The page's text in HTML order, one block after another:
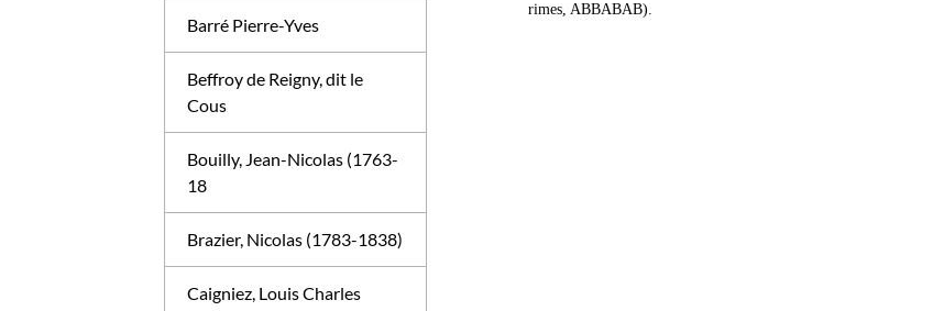
rimes, ABBABAB).
Barré Pierre-Yves
Beffroy de Reigny, dit le
Cous
Bouilly, Jean-Nicolas (1763-
18
Brazier, Nicolas (1783-1838)
Caigniez, Louis Charles